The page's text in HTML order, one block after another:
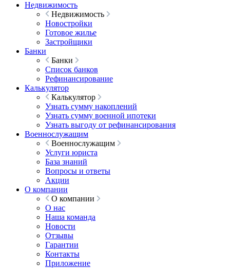
Недвижимость
Недвижимость
Новостройки
Готовое жилье
Застройщики
Банки
Банки
Список банков
Рефинансирование
Калькулятор
Калькулятор
Узнать сумму накоплений
Узнать сумму военной ипотеки
Узнать выгоду от рефинансирования
Военнослужащим
Военнослужащим
Услуги юриста
База знаний
Вопросы и ответы
Акции
О компании
О компании
О нас
Наша команда
Новости
Отзывы
Гарантии
Контакты
Приложение